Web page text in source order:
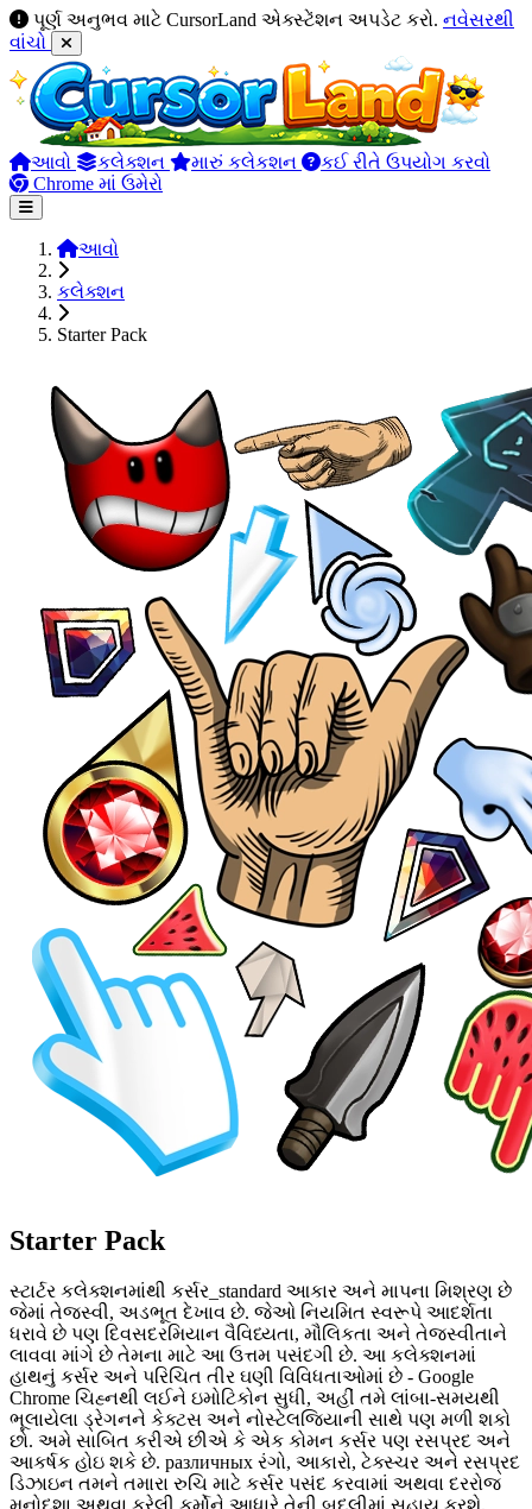
પૂર્ણ અનુભવ માટે CursorLand એક્સ્ટેંશન અપડેટ કરો. નવેસરથી
વાંચો
આવો કલેક્શન મારું કલેકશન
કઈ રીતે ઉપયોગ કરવો
Chrome માં ઉમેરો
આવો
કલેક્શન
Starter Pack
Starter Pack
સ્ટાર્ટર કલેક્શનમાંથી કર્સર_standard આકાર અને માપના મિશ્રણ છે
જેમાં તેજસ્વી, અડભૂત દેખાવ છે. જેઓ નિયમિત સ્વરૂપે આદર્શતા
ધરાવે છે પણ દિવસદરમિયાન વૈવિધ્યતા, મૌલિકતા અને તેજસ્વીતાને
લાવવા માંગે છે તેમના માટે આ ઉત્તમ પસંદગી છે. આ કલેક્શનમાં
હાથનું કર્સર અને પરિચિત તીર ઘણી વિવિધતાઓમાં છે - Google
Chrome ચિહ્નથી લઈને ઇમોટિકોન સુધી, અહીં તમે લાંબા-સમયથી
ભૂલાયેલા ડ્રેગનને કેક્ટસ અને નોસ્ટેલજિયાની સાથે પણ મળી શકો
છો. અમે સાબિત કરીએ છીએ કે એક કોમન કર્સર પણ રસપ્રદ અને
આકર્ષક હોઇ શકે છે. различных રંગો, આકારો, ટેક્સ્ચર અને રસપ્રદ
ડિઝાઇન તમને તમારા રુચિ માટે કર્સર પસંદ કરવામાં અથવા દરરોજ
મનોદશા અથવા કરેલી કર્મોને આધારે તેની બદલીમાં સહાય કરશે.